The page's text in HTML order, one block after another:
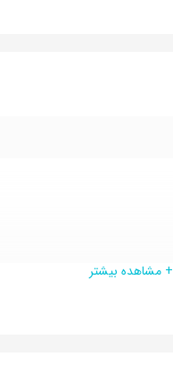
+ مشاهده بیشتر